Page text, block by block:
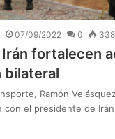
07/09/2022 0 338
Irán fortalecen
bilateral
Ramón
con el presidente de